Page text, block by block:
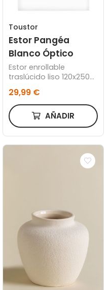
Toustor
Estor Pangéa
Blanco Óptico
Estor enrollable
traslúcido liso 120x250
cm
29,99 €
AÑADIR